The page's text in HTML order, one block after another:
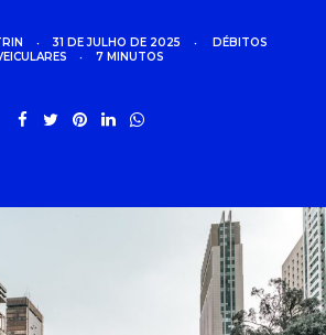
• 31 DE JULHO DE 2025 •
DÉBITOS
• 7 MINUTOS